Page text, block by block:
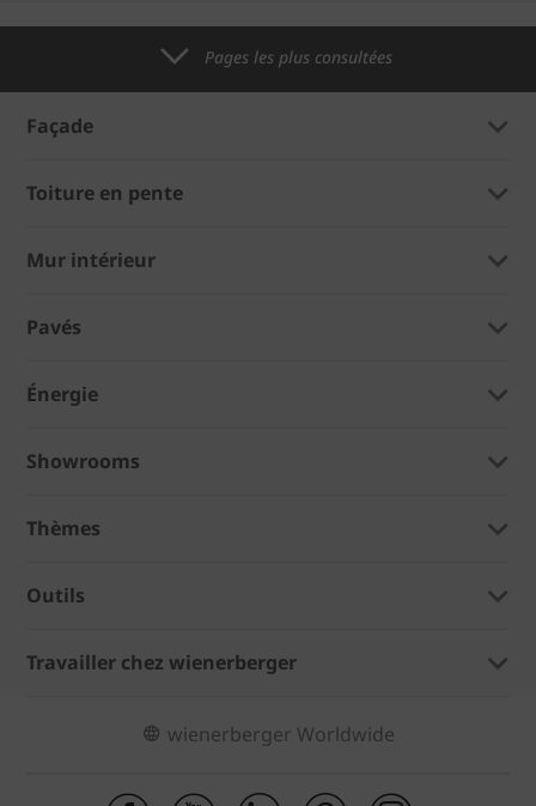
Pages les plus consultées
Façade
Toiture en pente
Mur intérieur
Pavés
Énergie
Showrooms
Thèmes
Outils
Travailler chez wienerberger
wienerberger Worldwide